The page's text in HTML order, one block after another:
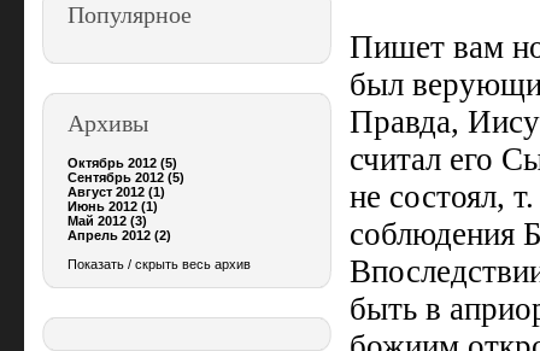
Популярное
Архивы
Октябрь 2012 (5)
Сентябрь 2012 (5)
Август 2012 (1)
Июнь 2012 (1)
Май 2012 (3)
Апрель 2012 (2)
Показать / скрыть весь архив
Пишет вам
был
Правда,
считал его
не состоял,
соблюдения
быть в